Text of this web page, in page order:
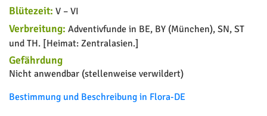
Blütezeit: V – VI
Verbreitung: Adventivfunde in BE, BY (München), SN, ST
und TH. [Heimat: Zentralasien.]
Gefährdung
Nicht anwendbar (stellenweise verwildert)
Bestimmung und Beschreibung in Flora-DE